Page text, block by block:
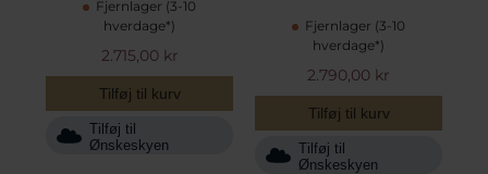
Fjernlager (3-10
hverdage*)
2.715,00 kr
Tilføj til kurv
Tilføj til
Ønskeskyen
Fjernlager (3-10
hverdage*)
2.790,00 kr
Tilføj til kurv
Tilføj til
Ønskeskyen